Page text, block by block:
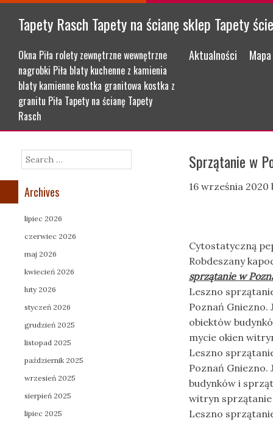
Tapety Rasch Tapety na ścianę sklep Tapety
Okna Piła rolety zewnętrzne wewnętrzne
nagrobki Piła blaty kuchenne z kamienia
blaty kamienne kostka granitowa kostka z
granitu Piła Tapety na ścianę Tapety
Rasch
Menu
Skip to content
Aktualności
Sprzątanie w
16 września 2020
Cytostatyczną
Robdeszany
sprzątanie w
Leszno
Poznań Gniezno.
obiektów
mycie okien
Leszno
Poznań Gniezno.
budynków i
witryn sprzątanie
Leszno
Search
Archives
lipiec 2026
czerwiec 2026
maj 2026
kwiecień 2026
luty 2026
styczeń 2026
grudzień 2025
listopad 2025
październik 2025
wrzesień 2025
sierpień 2025
lipiec 2025